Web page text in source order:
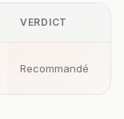
VERDICT
Recommandé